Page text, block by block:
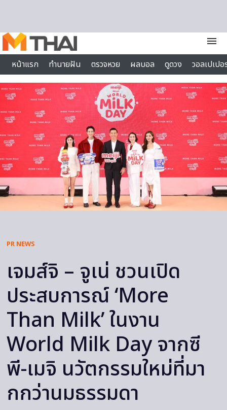
menu
หน้าแรก
ทำนายฝัน ตรวจหวย ผลบอล ดูดวง
วอลเปเป
ไลฟ์สไตล์
PR NEWS
เจมส์จิ – จูเน่ ชวนเปิด
ประสบการณ์ ‘More
Than Milk’ ในงาน
World Milk Day จากซี
พี-เมจิ นวัตกรรมใหม่ที่มา
กกว่านมธรรมดา